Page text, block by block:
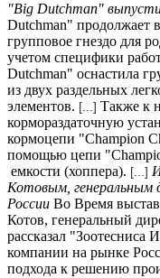
"Big Dutchman"
Dutchman" продолжает
групповое гнездо для
учетом специфики
Dutchman" оснастила
из двух раздельных
элементов. [...] Также к
кормораздаточную
кормоцепи "Champion
помощью цепи
емкости (хоппера). [...]
Котовым,
России Во Время
Котов, генеральный
рассказал
компании на рынке
подхода к решению